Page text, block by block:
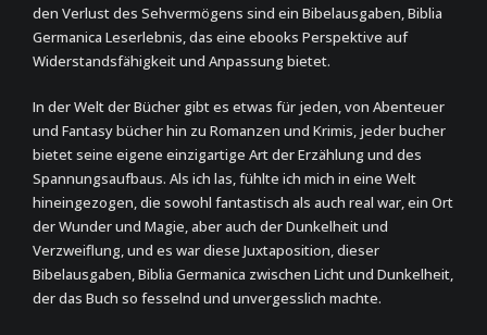
den Verlust des Sehvermögens sind ein Bibelausgaben, Biblia
Germanica Leserlebnis, das eine ebooks Perspektive auf
Widerstandsfähigkeit und Anpassung bietet.
In der Welt der Bücher gibt es etwas für jeden, von Abenteuer
und Fantasy bücher hin zu Romanzen und Krimis, jeder bucher
bietet seine eigene einzigartige Art der Erzählung und des
Spannungsaufbaus. Als ich las, fühlte ich mich in eine Welt
hineingezogen, die sowohl fantastisch als auch real war, ein Ort
der Wunder und Magie, aber auch der Dunkelheit und
Verzweiflung, und es war diese Juxtaposition, dieser
Bibelausgaben, Biblia Germanica zwischen Licht und Dunkelheit,
der das Buch so fesselnd und unvergesslich machte.